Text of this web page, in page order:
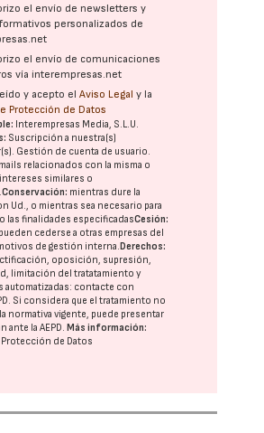
el envío de newsletters y
personalizados de
el envío de comunicaciones
vía interempresas.net
y acepto elAviso Legal y la
Protección de Datos
Interempresas Media, S.L.U.
Suscripción a nuestra(s)
Gestión de cuenta de usuario.
relacionados con la misma o
similares o
Conservación: mientras dure la
Ud., o mientras sea necesario para
las finalidades especificadasCesión:
cederse a otras empresas del
de gestión interna.Derechos:
oposición, supresión,
limitación del tratatamiento y
automatizadas: contacte con
. Si considera que el tratamiento no
normativa vigente, puede presentar
ante laAEPD.Más información:
de Datos